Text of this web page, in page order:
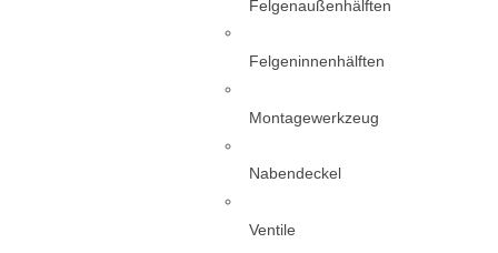
Felgenaußenhälften
Felgeninnenhälften
Montagewerkzeug
Nabendeckel
Ventile